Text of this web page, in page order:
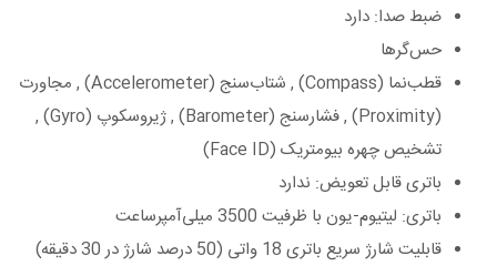
ضبط صدا: دارد
حس‌گرها
قطب‌نما (Compass) , شتاب‌سنج (Accelerometer) , مجاورت
(Proximity) , فشارسنج (Barometer) , ژیروسکوپ (Gyro) ,
تشخیص چهره بیومتریک (Face ID)
باتری قابل تعویض: ندارد
باتری: لیتیوم-یون با ظرفیت 3500 میلی‌آمپرساعت
قابلیت شارژ سریع باتری 18 واتی (50 درصد شارژ در 30 دقیقه)